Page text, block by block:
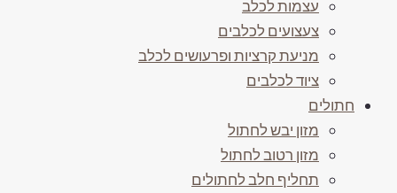
עצמות לכלב
צעצועים לכלבים
מניעת קרציות ופרעושים לכלב
ציוד לכלבים
חתולים
מזון יבש לחתול
מזון רטוב לחתול
תחליף חלב לחתולים